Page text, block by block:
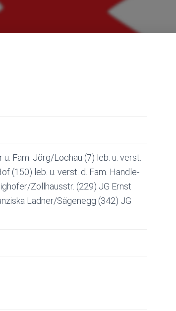
Fam. Jörg/Lochau (7) leb. u. verst.
(150) leb. u. verst. d. Fam. Handle-
Zollhausstr. (229) JG Ernst
Ladner/Sägenegg (342) JG